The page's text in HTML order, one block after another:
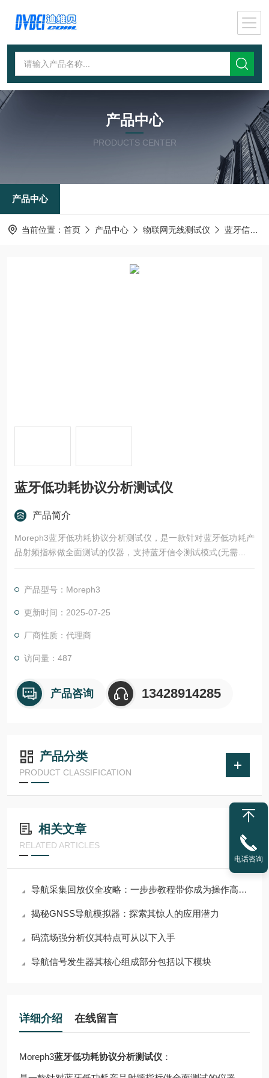
产品中心
PRODUCTS CENTER
产品中心
当前位置： 首页 产品中心 物联网无线测试仪 蓝牙信令测试仪
蓝牙低功耗协议分析测试仪
产品简介
Moreph3蓝牙低功耗协议分析测试仪，是一款针对蓝牙低功耗产
品射频指标做全面测试的仪器，支持蓝牙信令测试模式(无需开发
测试软件)，可用于研发和生产测试。
产品型号：Moreph3
更新时间：2025-07-25
厂商性质：代理商
访问量：487
产品咨询 13428914285
产品分类
PRODUCT CLASSIFICATION
相关文章
RELATED ARTICLES
导航采集回放仪全攻略：一步步教程带你成为操作高手！
揭秘GNSS导航模拟器：探索其惊人的应用潜力
码流场强分析仪其特点可从以下入手
导航信号发生器其核心组成部分包括以下模块
详细介绍 在线留言
Moreph3蓝牙低功耗协议分析测试仪 ：
电话咨询